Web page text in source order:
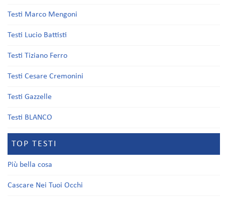
Testi Marco Mengoni
Testi Lucio Battisti
Testi Tiziano Ferro
Testi Cesare Cremonini
Testi Gazzelle
Testi BLANCO
TOP TESTI
Più bella cosa
Cascare Nei Tuoi Occhi